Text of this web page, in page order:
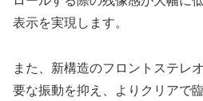
表示を実現します。
また、新構造のフロントステレ
要な振動を抑え、よりクリアで